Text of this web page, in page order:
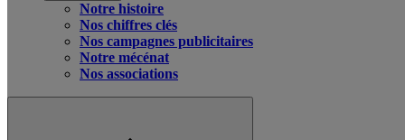
Notre histoire
Nos chiffres clés
Nos campagnes publicitaires
Notre mécénat
Nos associations